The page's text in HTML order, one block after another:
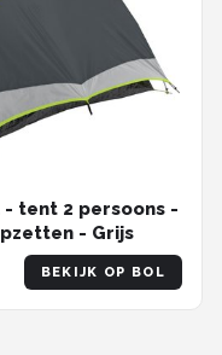
tent 2 persoons -
- Grijs
BEKIJK OP BOL